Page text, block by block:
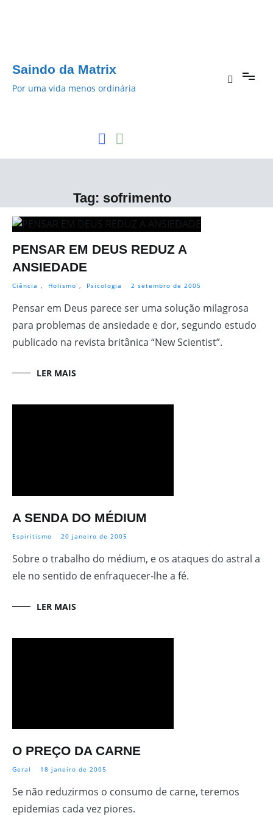
Saindo da Matrix
Por uma vida menos ordinária
Tag: sofrimento
PENSAR EM DEUS REDUZ A
ANSIEDADE
Ciência , Holismo , Psicologia 2 setembro de 2005
Pensar em Deus parece ser uma solução milagrosa
para problemas de ansiedade e dor, segundo estudo
publicado na revista britânica “New Scientist”.
LER MAIS
A SENDA DO MÉDIUM
Espiritismo 20 janeiro de 2005
Sobre o trabalho do médium, e os ataques do astral a
ele no sentido de enfraquecer-lhe a fé.
LER MAIS
O PREÇO DA CARNE
Geral 18 janeiro de 2005
Se não reduzirmos o consumo de carne, teremos
epidemias cada vez piores.